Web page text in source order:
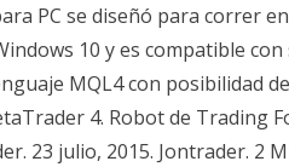
PC se diseñó para correr
10 y es compatible
MQL4 con posibilidad
4. Robot de Trading
23 julio, 2015. Jontrader. 2